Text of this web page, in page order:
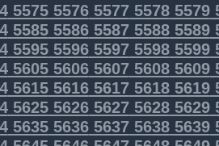
55755576557755785579
55855586558755885589
55955596559755985599
56055606560756085609
56155616561756185619
56255626562756285629
56355636563756385639